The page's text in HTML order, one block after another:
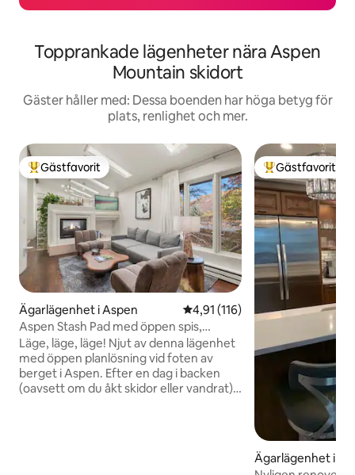
Topprankade lägenheter nära Aspen
Mountain skidort
Gäster håller med: Dessa boenden har höga betyg för
plats, renlighet och mer.
Populär gästfavorit
Gästfavorit
Ägarlägenhet i Aspen 4,91 av 5 i genomsnittligt
4,91 (116)
Aspen Stash Pad med öppen spis,
parkering, tvättmaskin/torktumlare
Läge, läge, läge! Njut av denna lägenhet
med öppen planlösning vid foten av
berget i Aspen. Efter en dag i backen
(oavsett om du åkt skidor eller vandrat)
Populär
Gästfavorit
Ägarlägenhet i